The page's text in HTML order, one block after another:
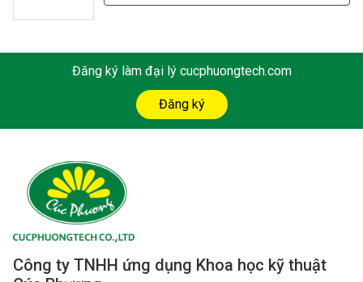
Đăng ký làm đại lý cucphuongtech.com
Đăng ký
Công ty TNHH ứng dụng Khoa học kỹ thuật